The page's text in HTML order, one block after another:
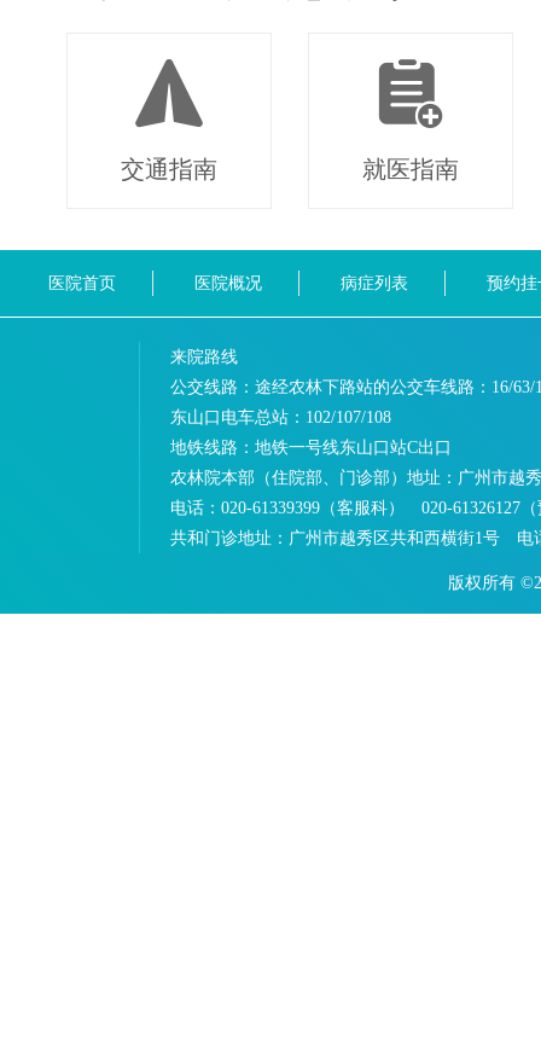
交通指南 就医指南
医院首页 医院概况 病症列表 预约挂
来院路线
公交线路：途经农林下路站的公交车线路： 16/63/
东山口电车总站： 102/107/108
地铁线路： 地铁一号线东山口站C出口
农林院本部（住院部、门诊部）地址： 广州市越
电话： 020-61339399（客服科） 020-61326127
共和门诊地址： 广州市越秀区共和西横街1号 电
版权所有